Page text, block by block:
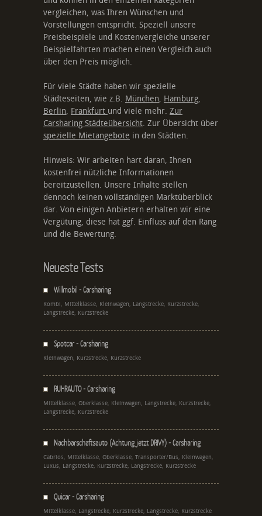
vergleichen, was Ihren Wünschen und
Vorstellungen entspricht. Speziell unsere
Preisbeispiele und Kostenvergleiche unserer
Beispielfahrten machen einen Vergleich auch
über den Preis möglich.
Für viele Städte haben wir spezielle
Städteseiten, wie z.B. München, Hamburg,
Berlin, Frankfurt und viele mehr. Zur
Carsharing Städteübersicht. Zur Übersicht über
spezielle Mietangebote in den Städten.
Hinweis: Wir arbeiten hart daran, Ihnen
kostenfrei nützliche Informationen
bereitzustellen. Unsere Inhalte stellen
dennoch keinen vollständigen Marktüberblick
dar. Von einigen Anbietern erhalten wir eine
Vergütung, diese hat ggf. Einfluss auf den Rang
und die Bewertung.
Neueste Tests
Willmobil - Carsharing
Kombi, Mittelklasse, Kleinwagen, Langstrecke, Kurzstrecke,
Langstrecke, Kurzstrecke
Spotcar - Carsharing
Kleinwagen, Kurzstrecke, Kurzstrecke
RUHRAUTO - Carsharing
Mittelklasse, Oberklasse, Kleinwagen, Langstrecke, Kurzstrecke,
Langstrecke, Kurzstrecke
Nachbarschaftsauto (Achtung jetzt DRIVY) - Carsharing
Cabrios, Mittelklasse, Oberklasse, Transporter/Bus, Kleinwagen,
Luxus, Langstrecke, Kurzstrecke, Langstrecke, Kurzstrecke
Quicar - Carsharing
Mittelklasse, Langstrecke, Kurzstrecke, Langstrecke, Kurzstrecke